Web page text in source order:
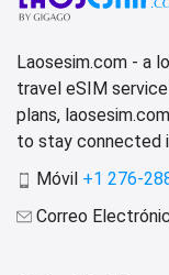
Laosesim.com - a
travel eSIM
plans,
to stay connected
Móvil +1 276-
Correo